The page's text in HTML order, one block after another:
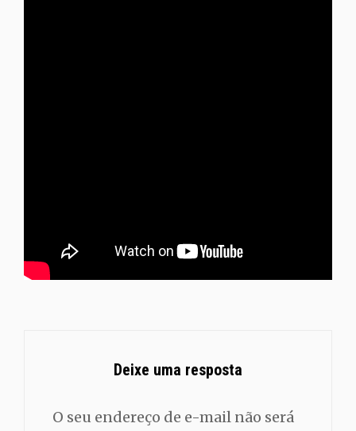
Deixe uma resposta
O seu endereço de e-mail não será